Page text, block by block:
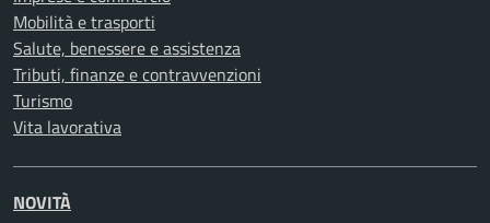
Mobilità e trasporti
Salute, benessere e assistenza
Tributi, finanze e contravvenzioni
Turismo
Vita lavorativa
NOVITÀ